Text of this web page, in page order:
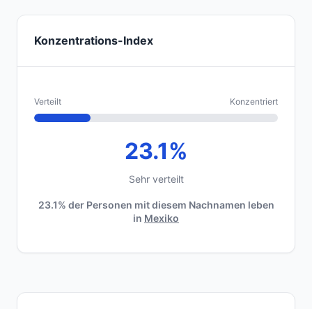
Konzentrations-Index
Verteilt Konzentriert
23.1%
Sehr verteilt
23.1% der Personen mit diesem Nachnamen leben
in Mexiko